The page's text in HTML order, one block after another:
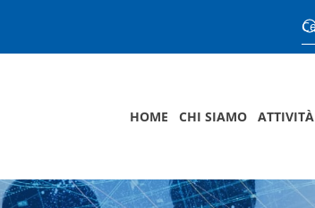
HOME CHI SIAMO ATTIVITÀ